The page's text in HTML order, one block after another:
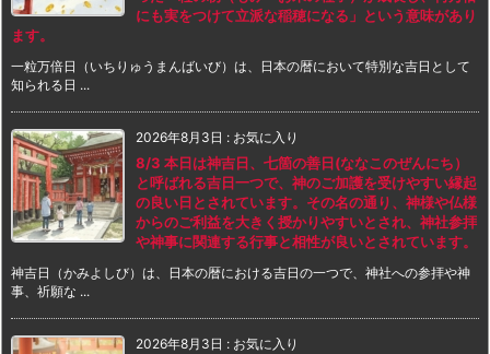
にも実をつけて立派な稲穂になる」という意味があり
ます。
一粒万倍日（いちりゅうまんばいび）は、日本の暦において特別な吉日として
知られる日 ...
2026年8月3日 : お気に入り
8/3 本日は神吉日、七箇の善日(ななこのぜんにち）
と呼ばれる吉日一つで、神のご加護を受けやすい縁起
の良い日とされています。その名の通り、神様や仏様
からのご利益を大きく授かりやすいとされ、神社参拝
や神事に関連する行事と相性が良いとされています。
神吉日（かみよしび）は、日本の暦における吉日の一つで、神社への参拝や神
事、祈願な ...
2026年8月3日 : お気に入り